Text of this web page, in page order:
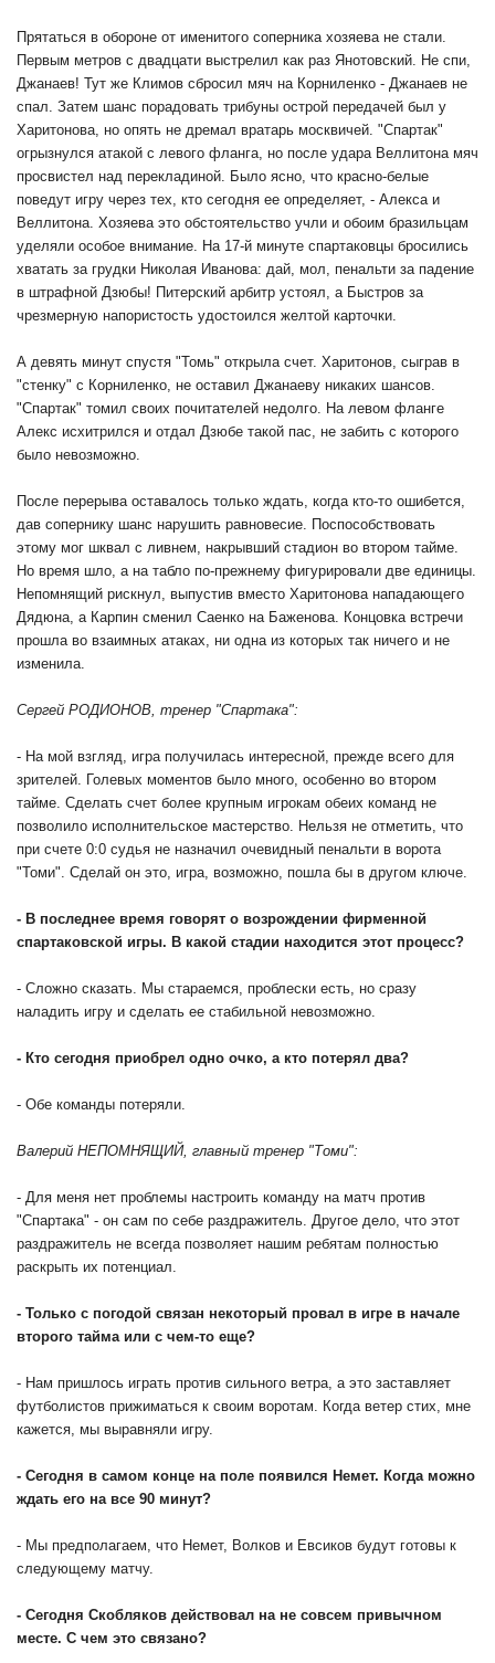
Прятаться в обороне от именитого соперника хозяева не стали.
Первым метров с двадцати выстрелил как раз Янотовский. Не спи,
Джанаев! Тут же Климов сбросил мяч на Корниленко - Джанаев не
спал. Затем шанс порадовать трибуны острой передачей был у
Харитонова, но опять не дремал вратарь москвичей. "Спартак"
огрызнулся атакой с левого фланга, но после удара Веллитона мяч
просвистел над перекладиной. Было ясно, что красно-белые
поведут игру через тех, кто сегодня ее определяет, - Алекса и
Веллитона. Хозяева это обстоятельство учли и обоим бразильцам
уделяли особое внимание. На 17-й минуте спартаковцы бросились
хватать за грудки Николая Иванова: дай, мол, пенальти за падение
в штрафной Дзюбы! Питерский арбитр устоял, а Быстров за
чрезмерную напористость удостоился желтой карточки.
А девять минут спустя "Томь" открыла счет. Харитонов, сыграв в
"стенку" с Корниленко, не оставил Джанаеву никаких шансов.
"Спартак" томил своих почитателей недолго. На левом фланге
Алекс исхитрился и отдал Дзюбе такой пас, не забить с которого
было невозможно.
После перерыва оставалось только ждать, когда кто-то ошибется,
дав сопернику шанс нарушить равновесие. Поспособствовать
этому мог шквал с ливнем, накрывший стадион во втором тайме.
Но время шло, а на табло по-прежнему фигурировали две единицы.
Непомнящий рискнул, выпустив вместо Харитонова нападающего
Дядюна, а Карпин сменил Саенко на Баженова. Концовка встречи
прошла во взаимных атаках, ни одна из которых так ничего и не
изменила.
Сергей РОДИОНОВ, тренер "Спартака":
- На мой взгляд, игра получилась интересной, прежде всего для
зрителей. Голевых моментов было много, особенно во втором
тайме. Сделать счет более крупным игрокам обеих команд не
позволило исполнительское мастерство. Нельзя не отметить, что
при счете 0:0 судья не назначил очевидный пенальти в ворота
"Томи". Сделай он это, игра, возможно, пошла бы в другом ключе.
- В последнее время говорят о возрождении фирменной
спартаковской игры. В какой стадии находится этот процесс?
- Сложно сказать. Мы стараемся, проблески есть, но сразу
наладить игру и сделать ее стабильной невозможно.
- Кто сегодня приобрел одно очко, а кто потерял два?
- Обе команды потеряли.
Валерий НЕПОМНЯЩИЙ, главный тренер "Томи":
- Для меня нет проблемы настроить команду на матч против
"Спартака" - он сам по себе раздражитель. Другое дело, что этот
раздражитель не всегда позволяет нашим ребятам полностью
раскрыть их потенциал.
- Только с погодой связан некоторый провал в игре в начале
второго тайма или с чем-то еще?
- Нам пришлось играть против сильного ветра, а это заставляет
футболистов прижиматься к своим воротам. Когда ветер стих, мне
кажется, мы выравняли игру.
- Сегодня в самом конце на поле появился Немет. Когда можно
ждать его на все 90 минут?
- Мы предполагаем, что Немет, Волков и Евсиков будут готовы к
следующему матчу.
- Сегодня Скобляков действовал на не совсем привычном
месте. С чем это связано?